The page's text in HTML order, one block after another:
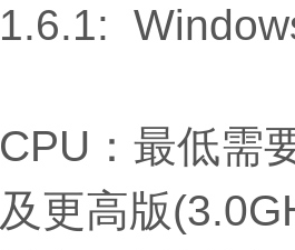
1.6.1:
CPU：最低需
及更高版